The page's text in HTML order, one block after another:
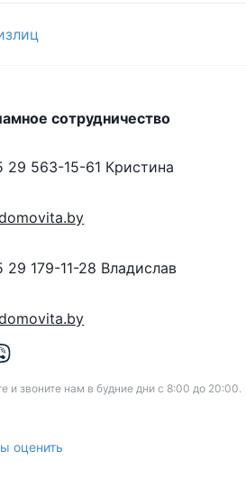
сотрудничество
29 563-15-61 Кристина
29 179-11-28 Владислав
и звоните нам в будние дни с 8:00 до 20:00.
оценить